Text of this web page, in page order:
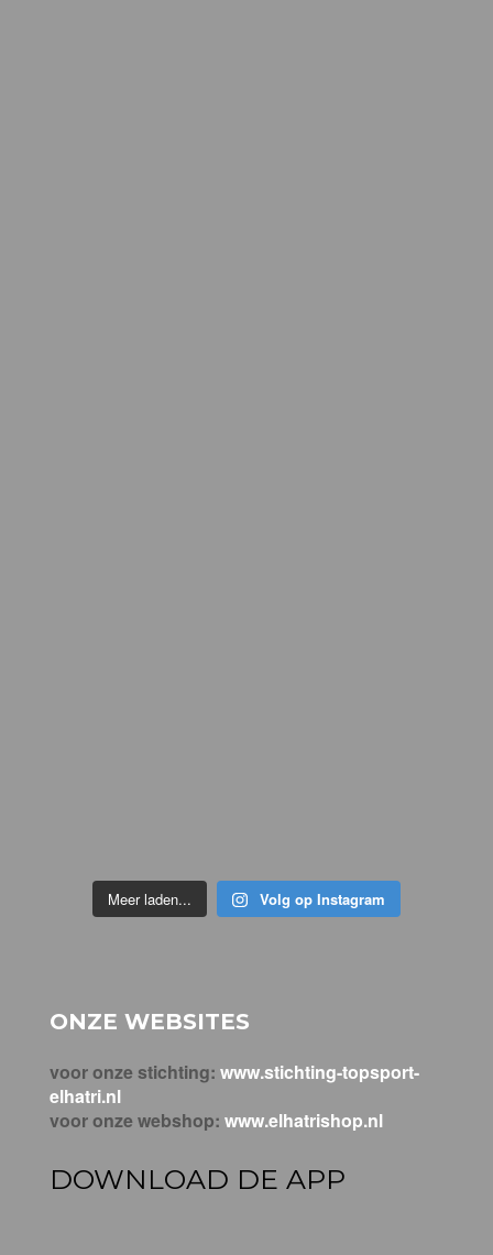
Meer laden... Volg op Instagram
ONZE WEBSITES
voor onze stichting: www.stichting-topsport-
elhatri.nl
voor onze webshop: www.elhatrishop.nl
DOWNLOAD DE APP